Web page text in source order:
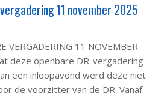
11 november 2025
VERGADERING 11 NOVEMBER
deze openbare DR-vergadering
een inloopavond werd deze niet
de voorzitter van de DR. Vanaf